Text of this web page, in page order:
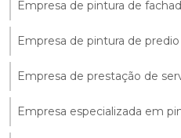
Empresa de pintura de
Empresa de pintura de predio
Empresa de prestação de
Empresa especializada em